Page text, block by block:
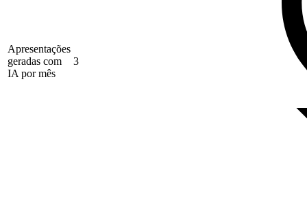
Apresentações
geradas com
IA por mês
3